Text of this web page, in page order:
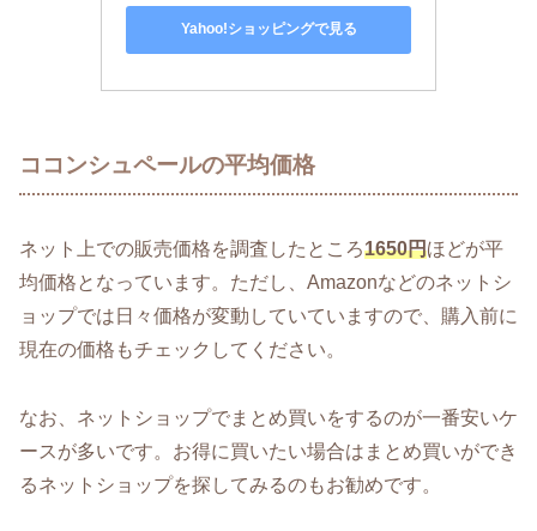
Yahoo!ショッピングで見る
ココンシュペールの平均価格
ネット上での販売価格を調査したところ1650円ほどが平
均価格となっています。ただし、Amazonなどのネットシ
ョップでは日々価格が変動していていますので、購入前に
現在の価格もチェックしてください。
なお、ネットショップでまとめ買いをするのが一番安いケ
ースが多いです。お得に買いたい場合はまとめ買いができ
るネットショップを探してみるのもお勧めです。